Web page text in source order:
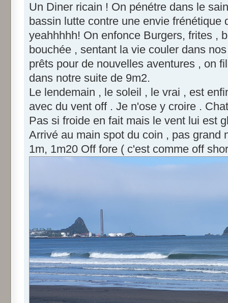
Un Diner ricain ! On pénétre dans le
bassin lutte contre une envie frénétique
yeahhhhh! On enfonce Burgers, frites ,
bouchée , sentant la vie couler dans
prêts pour de nouvelles aventures , on
dans notre suite de 9m2.
Le lendemain , le soleil , le vrai , est
avec du vent off . Je n'ose y croire .
Pas si froide en fait mais le vent lui est
Arrivé au main spot du coin , pas grand
1m, 1m20 Off fore ( c'est comme off